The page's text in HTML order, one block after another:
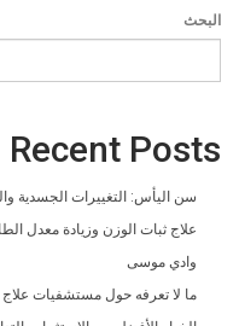
البحث
Recent Posts
سن اليأس: التغييرات الجسدية
علاج ثبات الوزن وزيادة معدل
وادي موسى
ما لا تعرفه حول مستشفيات علاج